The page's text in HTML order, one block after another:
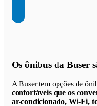
Os ônibus da Buser
A Buser tem opções de
confortáveis que os
ar-condicionado, Wi-Fi,